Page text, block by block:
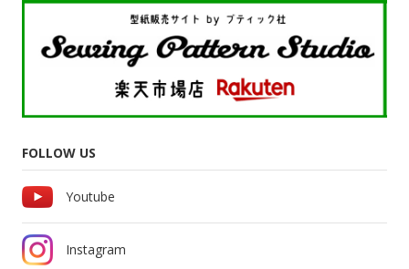
FOLLOW US
Youtube
Instagram